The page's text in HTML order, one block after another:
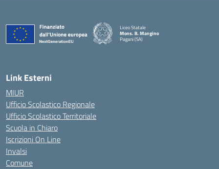
Liceo Statale
Mons. B. Mangino
Pagani (SA)
— Visita la pagina iniziale della scuola
Link Esterni
MIUR
Ufficio Scolastico Regionale
Ufficio Scolastico Territoriale
Scuola in Chiaro
Iscrizioni On Line
Invalsi
Comune